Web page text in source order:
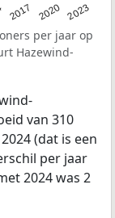
2017 2020 2023
per jaar op
Hazewind-
van 310
(dat is een
per jaar
2024 was 2